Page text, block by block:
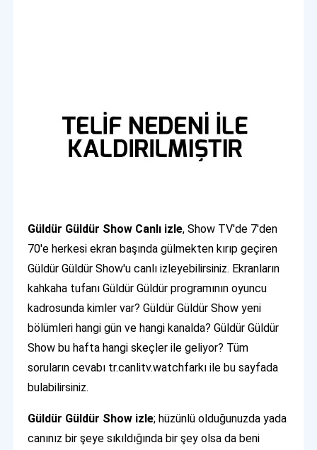
Güldür Güldür Show Canlı izle, Show TV'de 7'den
70'e herkesi ekran başında gülmekten kırıp geçiren
Güldür Güldür Show'u canlı izleyebilirsiniz. Ekranların
kahkaha tufanı Güldür Güldür programının oyuncu
kadrosunda kimler var? Güldür Güldür Show yeni
bölümleri hangi gün ve hangi kanalda? Güldür Güldür
Show bu hafta hangi skeçler ile geliyor? Tüm
soruların cevabı tr.canlitv.watchfarkı ile bu sayfada
bulabilirsiniz.
Güldür Güldür Show izle; hüzünlü olduğunuzda yada
canınız bir şeye sıkıldığında bir şey olsa da beni